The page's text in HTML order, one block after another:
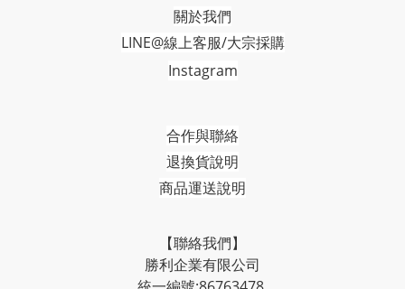
關於我們
LINE@線上客服/大宗採購
Instagram
合作與聯絡
退換貨說明
商品運送說明
【聯絡我們】
勝利企業有限公司